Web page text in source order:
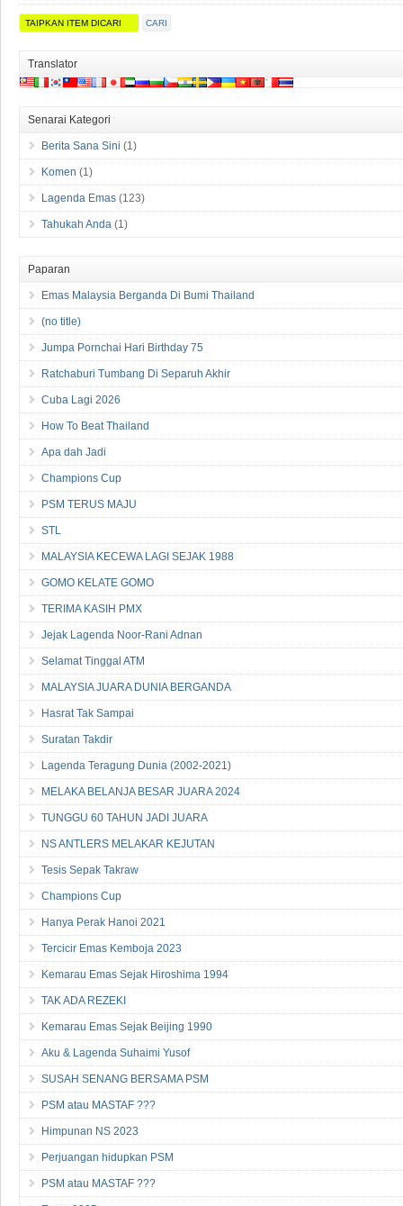
Carian Maklumat
Translator
Berita Sana Sini(1)
Komen(1)
Lagenda Emas(123)
Emas Malaysia Berganda Di Bumi Thailand
(no title)
Jumpa Pornchai Hari Birthday 75
Ratchaburi Tumbang Di Separuh Akhir
Cuba Lagi 2026
How To Beat Thailand
Apa dah Jadi
Champions Cup
PSM TERUS MAJU
STL
MALAYSIA KECEWA LAGI SEJAK 1988
GOMO KELATE GOMO
TERIMA KASIH PMX
Jejak Lagenda Noor-Rani Adnan
Selamat Tinggal ATM
MALAYSIA JUARA DUNIA BERGANDA
Hasrat Tak Sampai
Suratan Takdir
Lagenda Teragung Dunia (2002-2021)
MELAKA BELANJA BESAR JUARA 2024
TUNGGU 60 TAHUN JADI JUARA
NS ANTLERS MELAKAR KEJUTAN
Tesis Sepak Takraw
Champions Cup
Hanya Perak Hanoi 2021
Tercicir Emas Kemboja 2023
Kemarau Emas Sejak Hiroshima 1994
TAK ADA REZEKI
Kemarau Emas Sejak Beijing 1990
Aku & Lagenda Suhaimi Yusof
SUSAH SENANG BERSAMA PSM
PSM atau MASTAF ???
Himpunan NS 2023
Perjuangan hidupkan PSM
PSM atau MASTAF ???